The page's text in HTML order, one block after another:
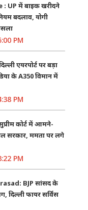
UP में बाइक खरीदने
बदलाव, योगी
PM
एयरपोर्ट पर बड़ा
के A350 विमान में
PM
कोर्ट में आमने-
सरकार, ममता पर लगे
PM
BJP सांसद के
दिल्ली फायर सर्विस